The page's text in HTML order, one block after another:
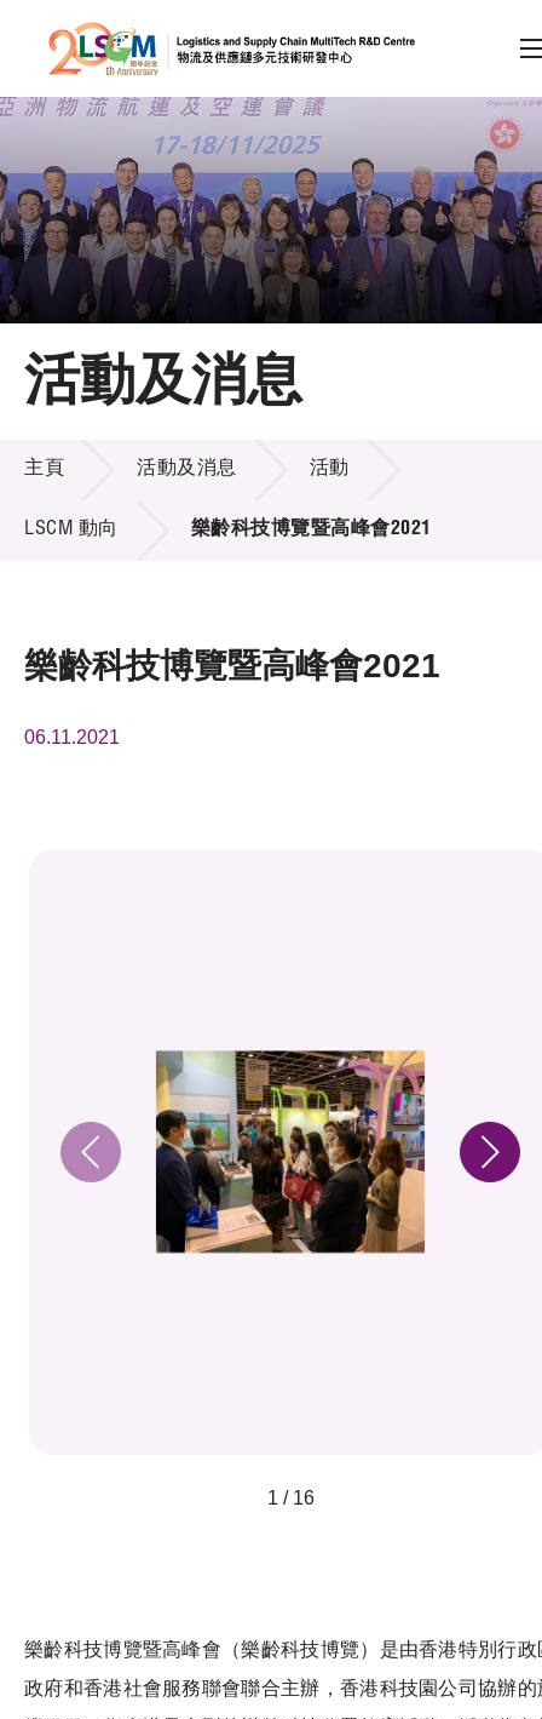
跳到內容（按回車鍵）
會員登入
A A EN 繁 简
主頁
關於LSCM
技術商品化
項目及資助計劃
活動及消息
活動及消息
活動及消息
主頁 活動及消息 活動
LSCM 動向 樂齡科技博覽暨高峰會2021
樂齡科技博覽暨高峰會2021
06.11.2021
1 / 16
樂齡科技博覽暨高峰會（樂齡科技博覽）是由香港特別行政
政府和香港社會服務聯會聯合主辦，香港科技園公司協辦的